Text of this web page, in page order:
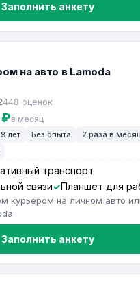
Заполнить анкету
на авто в Lamoda
448 оценок
в месяц
лет Без опыта
2 раза в
транспорт
связи
Планшет для
курьером на личном авто
Заполнить анкету